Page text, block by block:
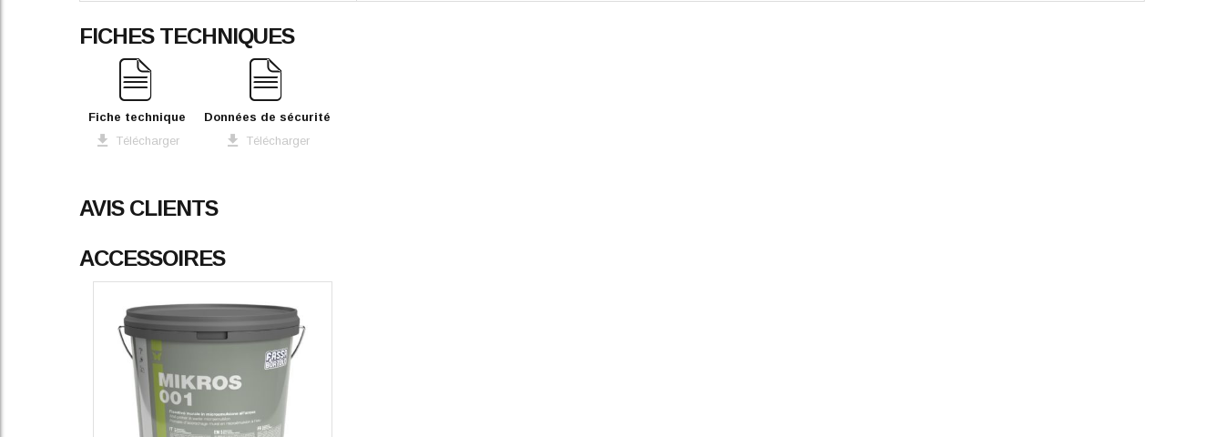
FICHES TECHNIQUES
Fiche technique
Télécharger
Données de sécurité
Télécharger
AVIS CLIENTS
ACCESSOIRES